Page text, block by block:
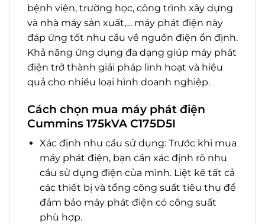
bệnh viện, trường học, công trình xây dựng
và nhà máy sản xuất,… máy phát điện này
đáp ứng tốt nhu cầu về nguồn điện ổn định.
Khả năng ứng dụng đa dạng giúp máy phát
điện trở thành giải pháp linh hoạt và hiệu
quả cho nhiều loại hình doanh nghiệp.
Cách chọn mua máy phát điện
Cummins 175kVA C175D5I
Xác định nhu cầu sử dụng: Trước khi mua
máy phát điện, bạn cần xác định rõ nhu
cầu sử dụng điện của mình. Liệt kê tất cả
các thiết bị và tổng công suất tiêu thụ để
đảm bảo máy phát điện có công suất
phù hợp.